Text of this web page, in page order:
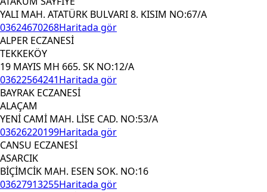
YALI MAH. ATATÜRK BULVARI 8. KISIM NO:67/A
03624670268Haritada gör
ALPER ECZANESİ
TEKKEKÖY
19 MAYIS MH 665. SK NO:12/A
03622564241Haritada gör
BAYRAK ECZANESİ
ALAÇAM
YENİ CAMİ MAH. LİSE CAD. NO:53/A
03626220199Haritada gör
CANSU ECZANESİ
ASARCIK
BİÇİMCİK MAH. ESEN SOK. NO:16
03627913255Haritada gör